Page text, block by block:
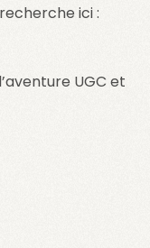
ici :
UGC et